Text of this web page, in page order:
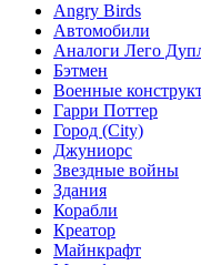
Angry Birds
Автомобили
Аналоги Лего
Бэтмен
Военные
Гарри Поттер
Город (City)
Джуниорс
Звездные войны
Здания
Корабли
Креатор
Майнкрафт